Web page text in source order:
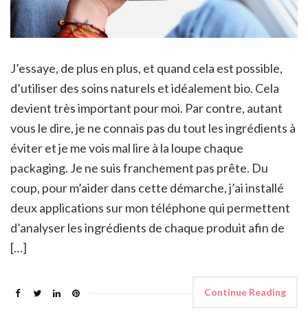
J’essaye, de plus en plus, et quand cela est possible,
d’utiliser des soins naturels et idéalement bio. Cela
devient très important pour moi. Par contre, autant
vous le dire, je ne connais pas du tout les ingrédients à
éviter et je me vois mal lire à la loupe chaque
packaging. Je ne suis franchement pas prête. Du
coup, pour m’aider dans cette démarche, j’ai installé
deux applications sur mon téléphone qui permettent
d’analyser les ingrédients de chaque produit afin de
[…]
Continue Reading